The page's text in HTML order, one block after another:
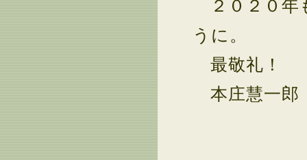
２０２０年
うに。
最敬礼！
本庄慧一郎